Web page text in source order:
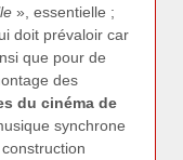
», essentielle ;
doit prévaloir car
que pour de
des
du cinéma de
synchrone